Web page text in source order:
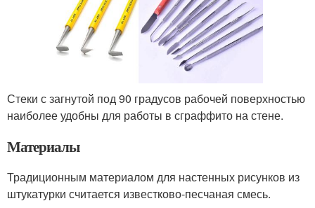
Стеки с загнутой под 90 градусов рабочей поверхностью
наиболее удобны для работы в сграффито на стене.
Материалы
Традиционным материалом для настенных рисунков из
штукатурки считается известково-песчаная смесь.